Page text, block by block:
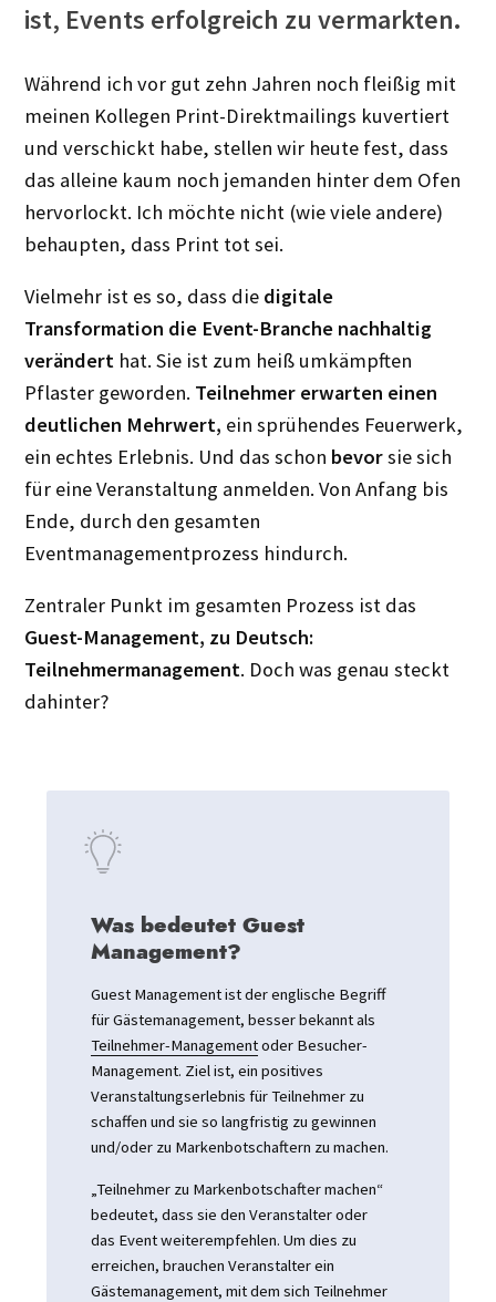
ist, Events erfolgreich zu vermarkten.
Während ich vor gut zehn Jahren noch fleißig mit
meinen Kollegen Print-Direktmailings kuvertiert
und verschickt habe, stellen wir heute fest, dass
das alleine kaum noch jemanden hinter dem Ofen
hervorlockt. Ich möchte nicht (wie viele andere)
behaupten, dass Print tot sei.
Vielmehr ist es so, dass die digitale
Transformation die Event-Branche nachhaltig
verändert hat. Sie ist zum heiß umkämpften
Pflaster geworden. Teilnehmer erwarten einen
deutlichen Mehrwert, ein sprühendes Feuerwerk,
ein echtes Erlebnis. Und das schon bevorsie sich
für eine Veranstaltung anmelden. Von Anfang bis
Ende, durch den gesamten
Eventmanagementprozess hindurch.
Zentraler Punkt im gesamten Prozess ist das
Guest-Management, zu Deutsch:
Teilnehmermanagement. Doch was genau steckt
dahinter?
Was bedeutet Guest
Management?
Guest Management ist der englische Begriff
für Gästemanagement, besser bekannt als
Teilnehmer-Managementoder Besucher-
Management. Ziel ist, ein positives
Veranstaltungserlebnis für Teilnehmer zu
schaffen und sie so langfristig zu gewinnen
und/oder zu Markenbotschaftern zu machen.
„Teilnehmer zu Markenbotschafter machen“
bedeutet, dass sie den Veranstalter oder
das Event weiterempfehlen. Um dies zu
erreichen, brauchen Veranstalter ein
Gästemanagement, mit dem sich Teilnehmer